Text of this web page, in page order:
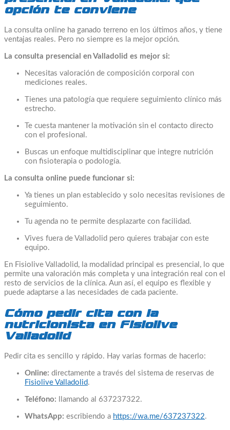
opción te conviene
La consulta online ha ganado terreno en los últimos años, y tiene
ventajas reales. Pero no siempre es la mejor opción.
La consulta presencial en Valladolid es mejor si:
Necesitas valoración de composición corporal con
mediciones reales.
Tienes una patología que requiere seguimiento clínico más
estrecho.
Te cuesta mantener la motivación sin el contacto directo
con el profesional.
Buscas un enfoque multidisciplinar que integre nutrición
con fisioterapia o podología.
La consulta online puede funcionar si:
Ya tienes un plan establecido y solo necesitas revisiones de
seguimiento.
Tu agenda no te permite desplazarte con facilidad.
Vives fuera de Valladolid pero quieres trabajar con este
equipo.
En Fisiolive Valladolid, la modalidad principal es presencial, lo que
permite una valoración más completa y una integración real con el
resto de servicios de la clínica. Aun así, el equipo es flexible y
puede adaptarse a las necesidades de cada paciente.
Cómo pedir cita con la
nutricionista en Fisiolive
Valladolid
Pedir cita es sencillo y rápido. Hay varias formas de hacerlo:
Online: directamente a través del sistema de reservas de
Fisiolive Valladolid .
Teléfono: llamando al 637237322.
WhatsApp: escribiendo a https://wa.me/637237322.